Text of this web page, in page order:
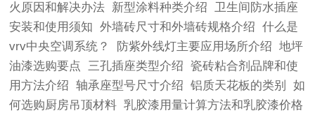
火原因和解决办法 新型涂料种类介绍
卫生间防水插座
安装和使用须知
外墙砖尺寸和外墙砖规格介绍
什么是
vrv中央空调系统？
防紫外线灯主要应用场所介绍
地坪
油漆选购要点
三孔插座类型介绍
瓷砖粘合剂品牌和使
用方法介绍
轴承座型号尺寸介绍 铝质天花板的类别
如
何选购厨房吊顶材料 乳胶漆用量计算方法和乳胶漆价格